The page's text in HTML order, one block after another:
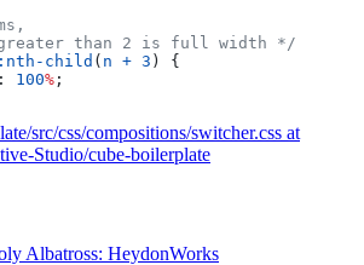
greater than 2 is full width */
child ( n + 3 ) {
: 100% ;
src/css/compositions/switcher.css at
Studio/cube-boilerplate
Albatross: HeydonWorks